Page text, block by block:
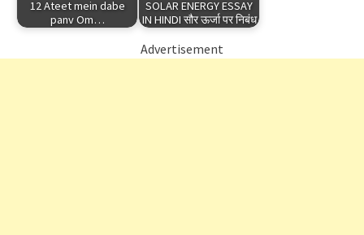
12 Ateet mein dabe
panv Om…
SOLAR ENERGY ESSAY
IN HINDI सौर ऊर्जा पर निबंध
Advertisement